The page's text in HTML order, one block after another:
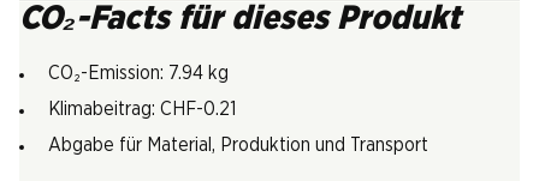
CO₂-Facts für dieses Produkt
CO₂-Emission: 7.94 kg
Klimabeitrag: CHF-0.21
Abgabe für Material, Produktion und Transport